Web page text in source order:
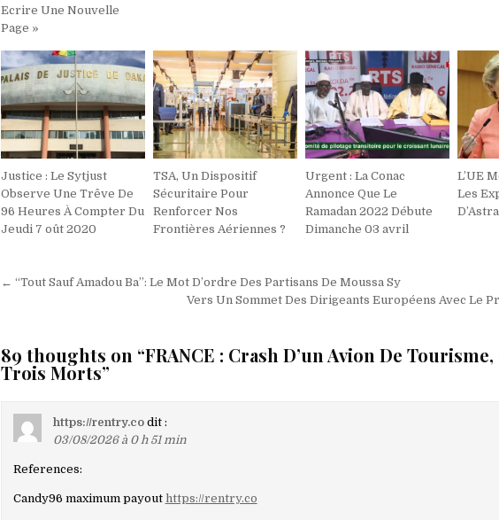
Ecrire Une Nouvelle
Page »
Justice : Le Sytjust
Observe Une Trêve De
96 Heures À Compter Du
Jeudi 7 oût 2020
TSA, Un Dispositif
Sécuritaire Pour
Renforcer Nos
Frontières Aériennes ?
Urgent : La Conac
Annonce Que Le
Ramadan 2022 Débute
Dimanche 03 avril
L’UE
Les
Navigation
← ‘‘Tout Sauf Amadou Ba’’: Le Mot D’ordre Des Partisans De Moussa Sy
Vers Un Sommet Des Dirigeants Européens Avec Le
89 thoughts on “FRANCE : Crash D’un Avion De
Trois Morts”
https://rentry.co dit :
03/08/2026 à 0 h 51 min
References:
Candy96 maximum payout https://rentry.co